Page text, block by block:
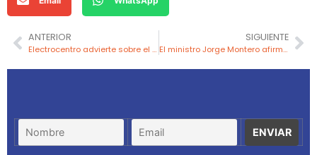
ANTERIOR
Electrocentro advierte sobre el peligro de colocar banderas cerca de redes eléctricas en fiestas patrias
SIGUIENTE
El ministro Jorge Montero afirma que mineros excluidos del Reinfo podrán apelar su caso